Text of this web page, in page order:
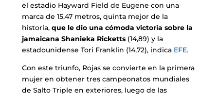
el estadio Hayward Field de Eugene con una
marca de 15,47 metros, quinta mejor de la
historia, que le dio una cómoda victoria sobre la
jamaicana Shanieka Ricketts(14,89) y la
estadounidense Tori Franklin (14,72), indicaEFE.
Con este triunfo, Rojas se convierte en la primera
mujer en obtener tres campeonatos mundiales
de Salto Triple en exteriores, luego de las